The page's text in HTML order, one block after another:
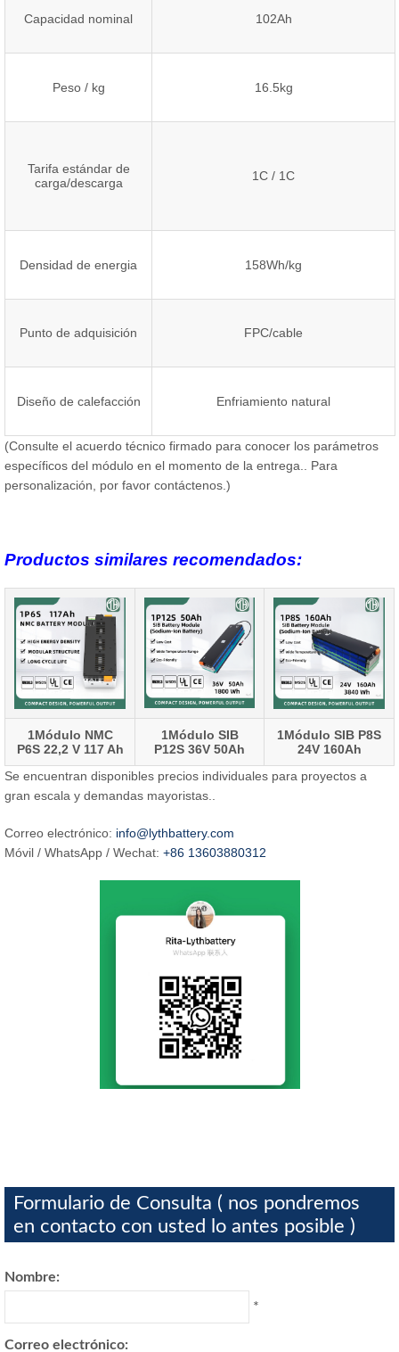
Capacidad nominal 102Ah
Peso / kg 16.5kg
Tarifa estándar de
carga/descarga
1C / 1C
Densidad de energia 158Wh/kg
Punto de adquisición FPC/cable
Diseño de calefacción Enfriamiento natural
(Consulte el acuerdo técnico firmado para conocer los parámetros
específicos del módulo en el momento de la entrega.. Para
personalización, por favor contáctenos.)
Productos similares recomendados:
1Módulo NMC
P6S 22,2 V 117 Ah
1Módulo SIB
P12S 36V 50Ah
1Módulo SIB P8S
24V 160Ah
Se encuentran disponibles precios individuales para proyectos a
gran escala y demandas mayoristas..
Correo electrónico: info@lythbattery.com
Móvil / WhatsApp / Wechat: +86 13603880312
Formulario de Consulta ( nos pondremos
en contacto con usted lo antes posible )
Nombre:
*
Correo electrónico: